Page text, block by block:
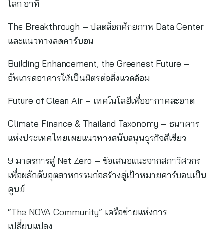
โลก อาทิ
The Breakthrough – ปลดล็อกศักยภาพ Data Center
และแนวทางลดคาร์บอน
Building Enhancement, the Greenest Future –
อัพเกรดอาคารให้เป็นมิตรต่อสิ่งแวดล้อม
Future of Clean Air – เทคโนโลยีเพื่ออากาศสะอาด
Climate Finance & Thailand Taxonomy – ธนาคาร
แห่งประเทศไทยเผยแนวทางสนับสนุนธุรกิจสีเขียว
9 มาตรการสู่ Net Zero – ข้อเสนอแนะจากสภาวิศวกร
เพื่อผลักดันอุตสาหกรรมก่อสร้างสู่เป้าหมายคาร์บอนเป็น
ศูนย์
“The NOVA Community” เครือข่ายแห่งการ
เปลี่ยนแปลง